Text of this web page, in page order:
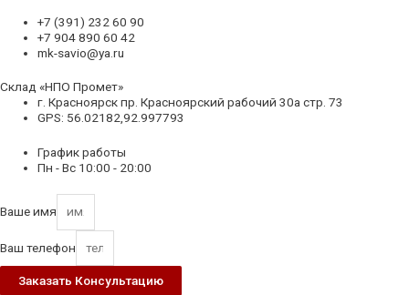
+7 (391) 232 60 90
+7 904 890 60 42
mk-savio@ya.ru
Склад «НПО Промет»
г. Красноярск пр. Красноярский рабочий 30а стр. 73
GPS: 56.02182,92.997793
График работы
Пн - Вс 10:00 - 20:00
Ваше имя
Ваш телефон
Заказать Консультацию